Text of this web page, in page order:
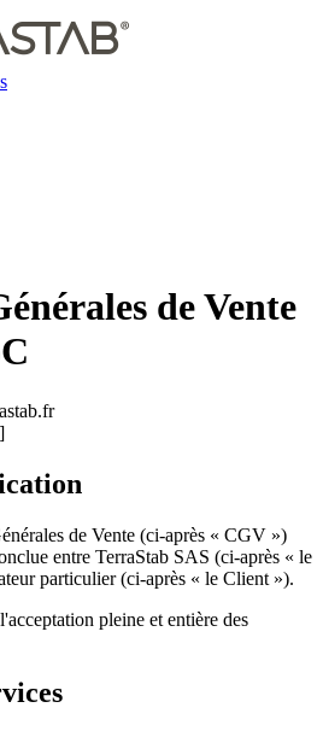
de Vente
de Vente (ci-après « CGV »)
entre TerraStab SAS (ci-après « le
particulier (ci-après « le Client »).
pleine et entière des